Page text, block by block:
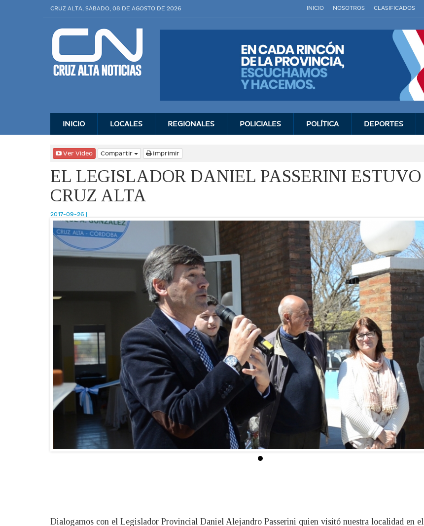
CRUZ ALTA, SÁBADO, 08 DE AGOSTO DE 2026 INICIO NOSOTROS CLASIFICADOS
INICIO LOCALES REGIONALES POLICIALES POLÍ­TICA DEPORTES
Ver Video Compartir Imprimir
EL LEGISLADOR DANIEL PASSERINI
CRUZ ALTA
2017-09-26 |
Dialogamos con el Legislador Provincial Daniel Alejandro Passerini quien visitó nuestra localidad en